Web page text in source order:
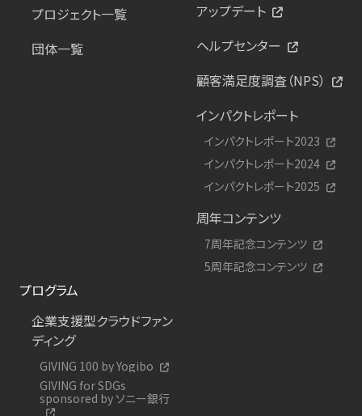
プロジェクト一覧
団体一覧
アップデート
ヘルプセンター
顧客満足度調査（NPS）
インパクトレポート
インパクトレポート2023
インパクトレポート2024
インパクトレポート2025
周年コンテンツ
7周年記念コンテンツ
5周年記念コンテンツ
プログラム
企業支援型クラウドファン
ディング
GIVING 100 by Yogibo
GIVING for SDGs
sponsored by ソニー銀行